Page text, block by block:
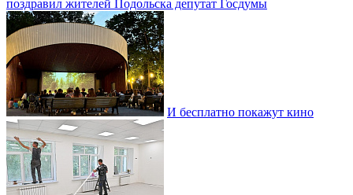
поздравил жителей Подольска депутат Госдумы
И бесплатно покажут кино